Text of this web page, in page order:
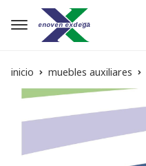
inicio muebles auxiliares